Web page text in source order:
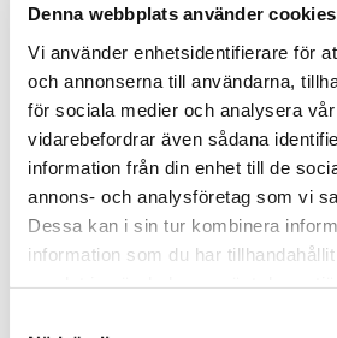
Denna webbplats använder cookies
Vi använder enhetsidentifierare för
och annonserna till användarna,
för sociala medier och analysera
vidarebefordrar även sådana
information från din enhet till de
annons- och analysföretag som vi
Dessa kan i sin tur kombinera
information som du har
Allmänt
Embossed styrene plastic sheets
roofing, flooring, siding, rock,
other architectural parts. The